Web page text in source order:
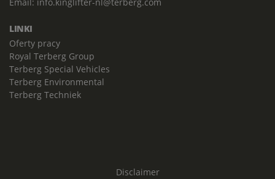
Email: info.kinglifter-nl@terberg.com
LINKI
Oferty pracy
Royal Terberg Group
Terberg Special Vehicles
Terberg Environmental
Terberg Techniek
Disclaimer